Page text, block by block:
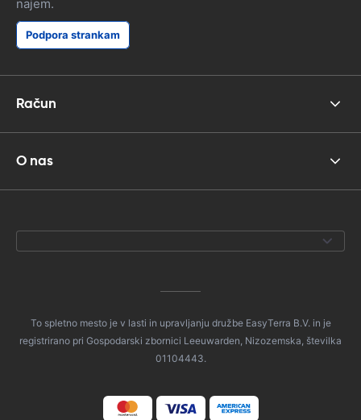
najem.
Podpora strankam
Račun
O nas
To spletno mesto je v lasti in upravljanju družbe EasyTerra B.V. in je
registrirano pri Gospodarski zbornici Leeuwarden, Nizozemska, številka
01104443.